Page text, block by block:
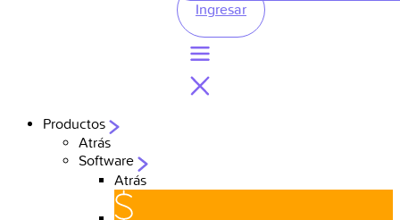
Ingresar
Productos
Atrás
Software
Atrás